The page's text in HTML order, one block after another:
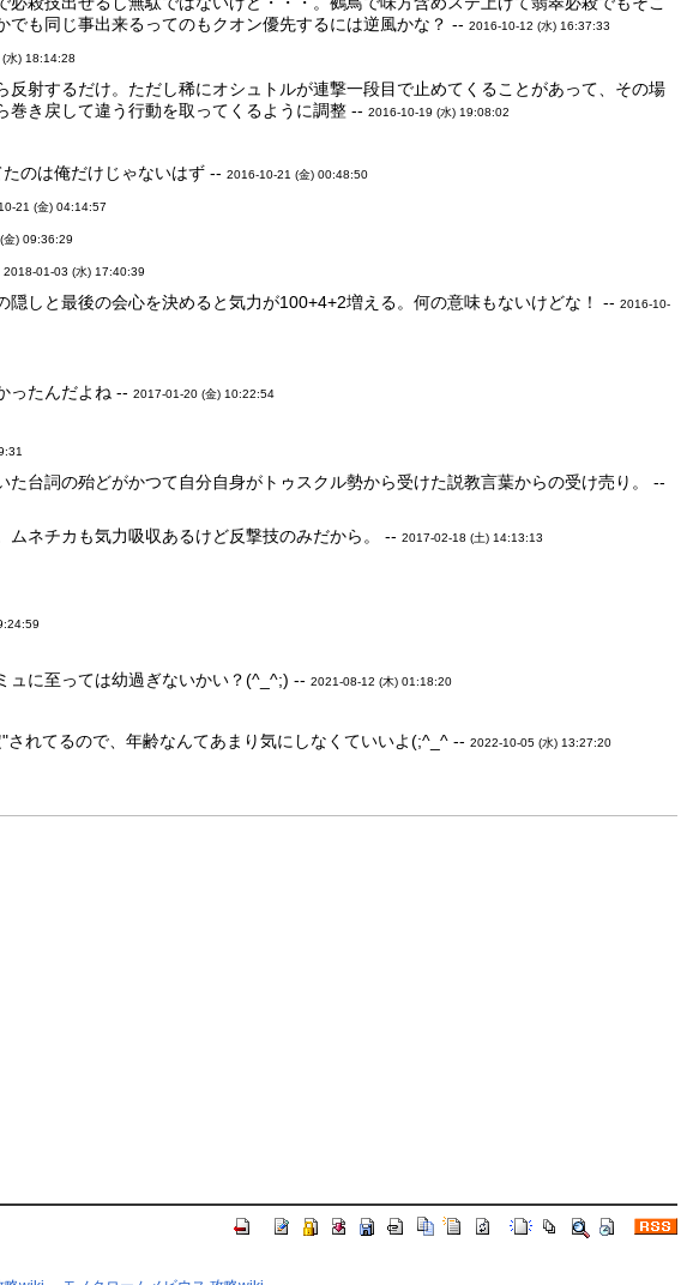
でも同じ事出来るってのもクオン優先するには逆風かな？ --2016-10-12 (水) 16:37:33
水) 18:14:28
射するだけ。ただし稀にオシュトルが連撃一段目で止めてくることがあって、その場
巻き戻して違う行動を取ってくるように調整 --2016-10-19 (水) 19:08:02
たのは俺だけじゃないはず --2016-10-21 (金) 00:48:50
21 (金) 04:14:57
金) 09:36:29
2018-01-03 (水) 17:40:39
しと最後の会心を決めると気力が100+4+2増える。何の意味もないけどな！ --2016-10-
ったんだよね --2017-01-20 (金) 10:22:54
台詞の殆どがかつて自分自身がトゥスクル勢から受けた説教言葉からの受け売り。 --
ムネチカも気力吸収あるけど反撃技のみだから。 --2017-02-18 (土) 14:13:13
ュに至っては幼過ぎないかい？(^_^;) --2021-08-12 (木) 01:18:20
れてるので、年齢なんてあまり気にしなくていいよ(;^_^ --2022-10-05 (水) 13:27:20